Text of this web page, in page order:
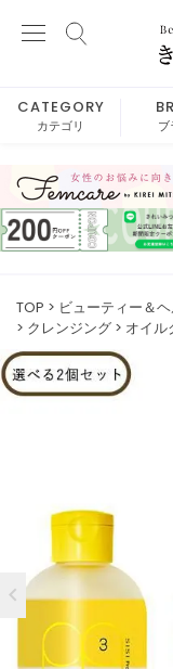
CATEGORY
カテゴリ ブ
TOP ビューティー＆
クレンジング
オイル